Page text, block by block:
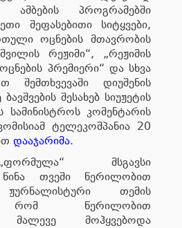
ამბების პროგრამებში
შეფასებითი სიტყვები,
ოცნების მთავრობის
რეჟიმი“, „რეჟიმის
პრემიერი“ და სხვა
დიუშენის
შესახებ სიუჟეტის
სამინისტროს კომენტარის
ტელეკომპანია 20
დააჯარიმა.
მსგავსი
წინა თვეში წერილობით
თემის
რომ წერილობით
მალევე მოჰყვებოდა